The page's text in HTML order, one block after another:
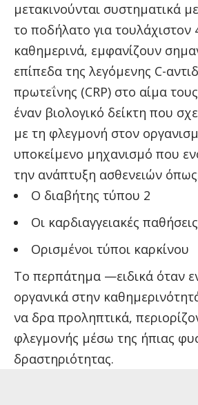
μετακινούνται συστηματικά
το ποδήλατο για τουλάχιστον
καθημερινά, εμφανίζουν
επίπεδα της λεγόμενης C-
πρωτεΐνης (CRP) στο αίμα
έναν βιολογικό δείκτη που
με τη φλεγμονή στον
υποκείμενο μηχανισμό που
την ανάπτυξη ασθενειών
Ο διαβήτης τύπου 2
Οι καρδιαγγειακές παθήσεις
Ορισμένοι τύποι καρκίνου
Το περπάτημα —ειδικά όταν
οργανικά στην
να δρα προληπτικά,
φλεγμονής μέσω της ήπιας
δραστηριότητας.